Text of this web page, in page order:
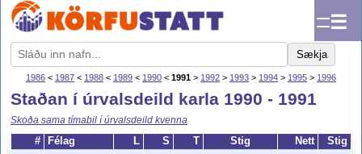
☰
Sækja
1986 < 1987 < 1988 < 1989 < 1990 < 1991 > 1992 > 1993 > 1994 > 1995 > 1996
Staðan í úrvalsdeild karla 1990 - 1991
Skoða sama tímabil í úrvalsdeild kvenna
#
Félag L S T Stig Nett
Stig